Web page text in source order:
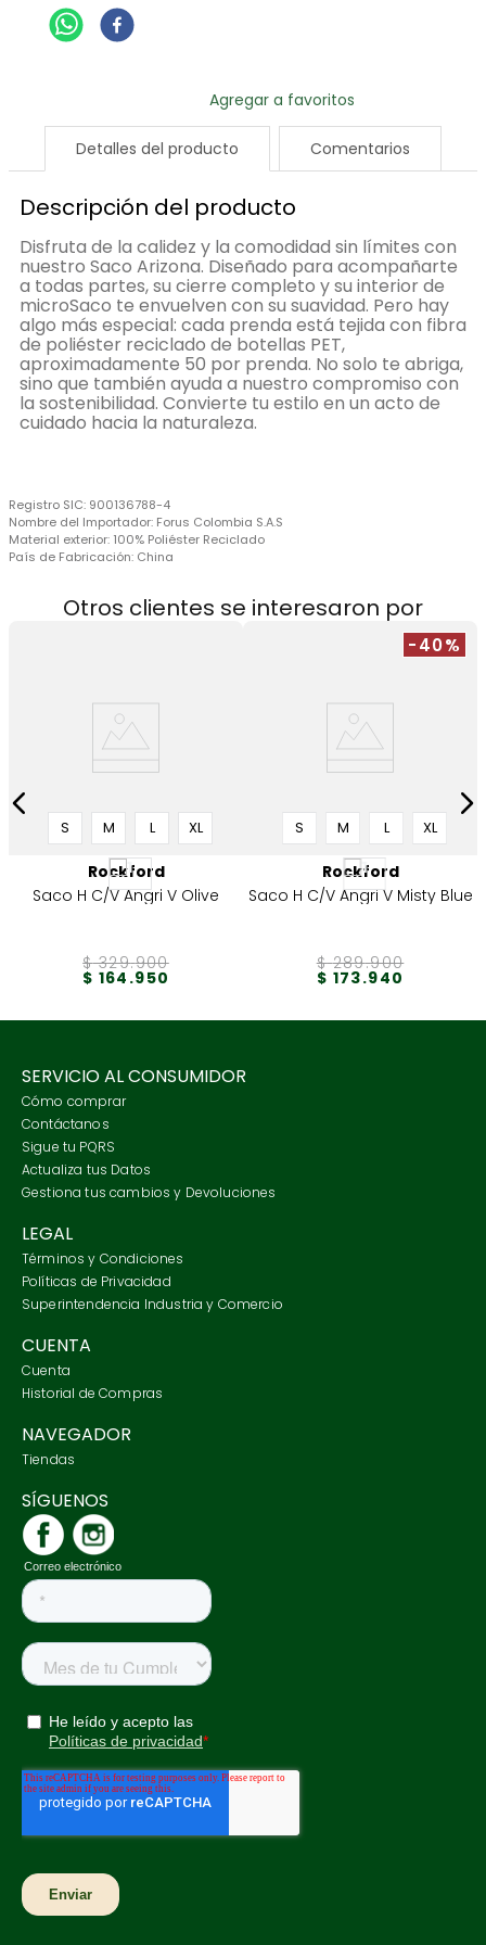
Detalles del producto Comentarios
Descripción del producto
Disfruta de la calidez y la comodidad sin límites con
nuestro Saco Arizona. Diseñado para acompañarte
a todas partes, su cierre completo y su interior de
microSaco te envuelven con su suavidad. Pero hay
algo más especial: cada prenda está tejida con fibra
de poliéster reciclado de botellas PET,
aproximadamente 50 por prenda. No solo te abriga,
sino que también ayuda a nuestro compromiso con
la sostenibilidad. Convierte tu estilo en un acto de
cuidado hacia la naturaleza.
Registro SIC: 900136788-4
Nombre del Importador: Forus Colombia S.A.S
Material exterior: 100% Poliéster Reciclado
País de Fabricación: China
Otros clientes se interesaron por
S M L XL
Rockford
Saco H C/V Angri V Olive
$ 329.900
$ 164 .950
-40%
S M L XL
Rockford
Saco H C/V Angri V Misty Blue
$ 289.900
$ 173.940
SERVICIO AL CONSUMIDOR
Cómo comprar
Contáctanos
Sigue tu PQRS
Actualiza tus Datos
Gestiona tus cambios y Devoluciones
LEGAL
Términos y Condiciones
Políticas de Privacidad
Superintendencia Industria y Comercio
CUENTA
Cuenta
Historial de Compras
NAVEGADOR
Tiendas
SÍGUENOS